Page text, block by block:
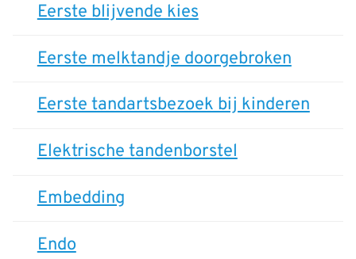
Eerste blijvende kies
Eerste melktandje doorgebroken
Eerste tandartsbezoek bij kinderen
Elektrische tandenborstel
Embedding
Endo